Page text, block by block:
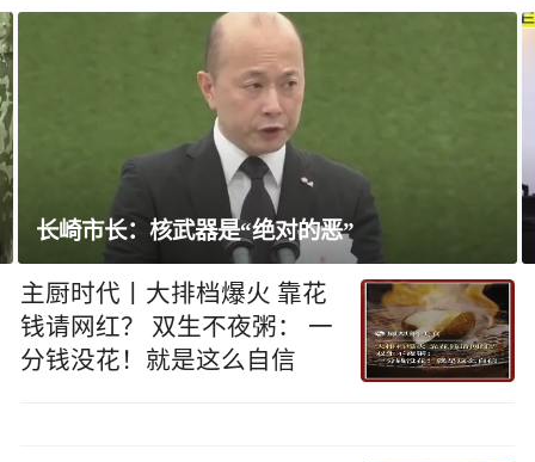
长崎市长：核武器是“绝对的恶”
主厨时代丨大排档爆火 靠花
钱请网红？ 双生不夜粥： 一
分钱没花！就是这么自信